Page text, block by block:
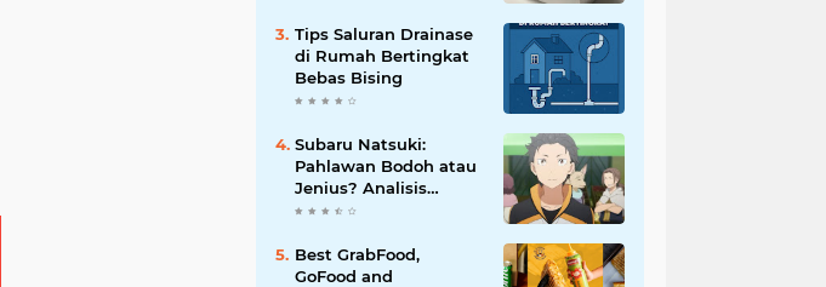
Tips Saluran Drainase
di Rumah Bertingkat
Bebas Bising
Subaru Natsuki:
Pahlawan Bodoh atau
Jenius? Analisis
Karakter Re:Zero
Best GrabFood,
GoFood and